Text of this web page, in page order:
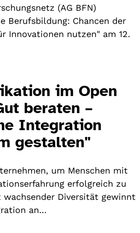
(AG BFN)
Berufsbildung: Chancen der
Innovationen nutzen" am 12.
im Open
beraten –
Integration
gestalten"
um Menschen mit
erfolgreich zu
wachsender Diversität gewinnt
an…